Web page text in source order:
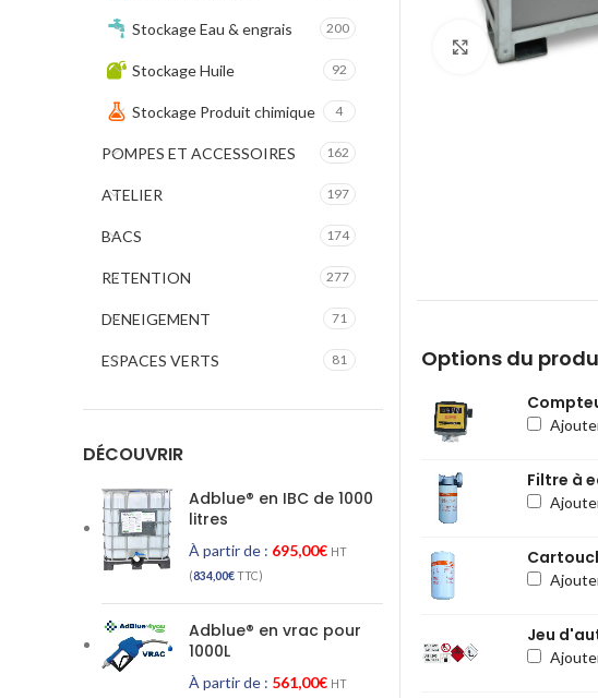
Cliquez pour
Options du
Filtre à
Jeu
Stockage Eau & engrais 200
Stockage Huile 92
Stockage Produit chimique 4
POMPES ET ACCESSOIRES 162
ATELIER 197
BACS 174
RETENTION 277
DENEIGEMENT 71
ESPACES VERTS 81
DÉCOUVRIR
Adblue® en IBC de 1000
litres
À partir de : 695,00€ HT
(834,00€TTC)
Adblue® en vrac pour
1000L
À partir de : 561,00€ HT